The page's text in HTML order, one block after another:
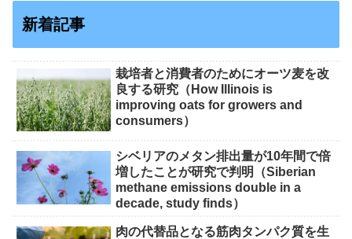
新着記事
栽培者と消費者のためにオーツ麦を改
良する研究（How Illinois is
improving oats for growers and
consumers）
シベリアのメタン排出量が10年間で倍
増したことが研究で判明（Siberian
methane emissions double in a
decade, study finds）
肉の代替品となる筋肉タンパク質を生